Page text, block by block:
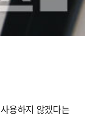
용하지 않겠다는